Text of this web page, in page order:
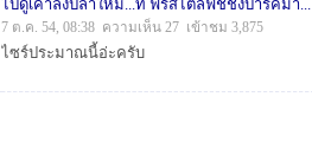
ไปดูเค้าลงปลาใหม่...ที่ ฟรีสไตล์ฟิชชิ่งปาร์คมา...
7 ต.ค. 54, 08:38 ความเห็น 27 เข้าชม 3,875
ไซร์ประมาณนี้อ่ะครับ